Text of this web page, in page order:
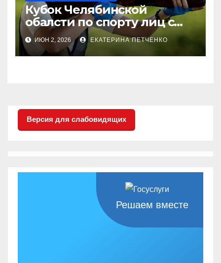
Кубок Челябинской
обалсти по спорту лиц с
поражением опорно-
двигательного аппрата
(стендовая стрельба —
ИЮН 2, 2026 ЕКАТЕРИНА ПЕТЧЕНКО
Версия для слабовидящих
Решаем вместе